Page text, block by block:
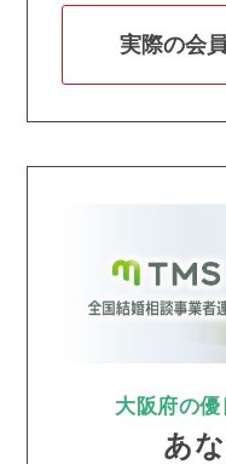
実際の会
大阪府の
あ